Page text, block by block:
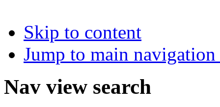
Skip to content
Jump to main
Nav view search